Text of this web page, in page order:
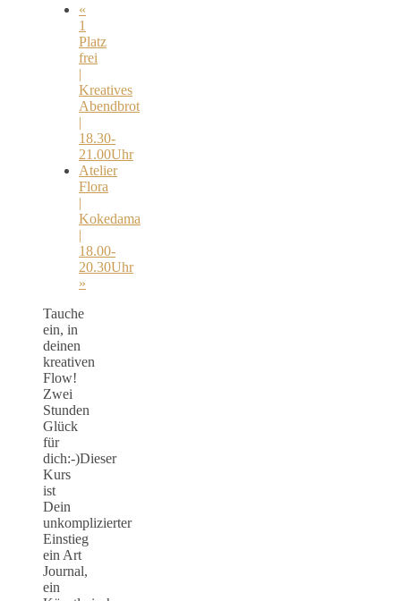
«
1
Platz
frei
|
Kreatives
Abendbrot
|
18.30-
21.00Uhr
Atelier
Flora
|
Kokedama
|
18.00-
20.30Uhr
»
Tauche
ein, in
deinen
kreativen
Flow!
Zwei
Stunden
Glück
für
dich:-)Dieser
Kurs
ist
Dein
unkomplizierter
Einstieg
ein Art
Journal,
ein